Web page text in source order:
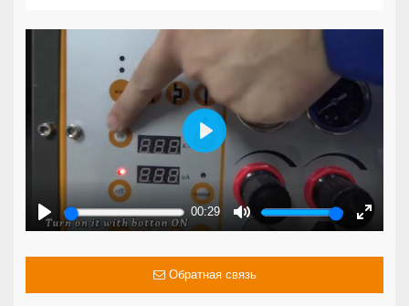
Play
00:29
Mute
Enter
Play
Обратная связь